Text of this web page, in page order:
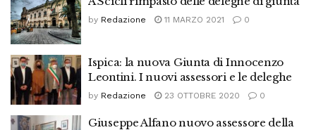
by Redazione 11 MARZO 2021 0
Ispica: la nuova Giunta di Innocenzo
Leontini. I nuovi assessori e le deleghe
by Redazione 23 OTTOBRE 2020 0
Giuseppe Alfano nuovo assessore della